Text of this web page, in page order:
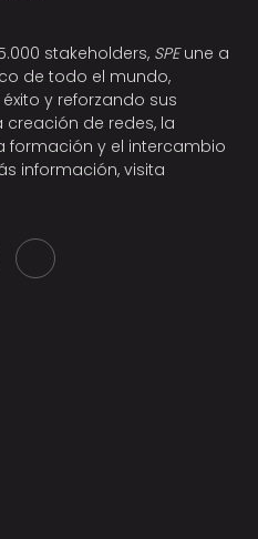
stakeholders, SPEune a
de todo el mundo,
y reforzando sus
de redes, la
formación y el intercambio
información, visita